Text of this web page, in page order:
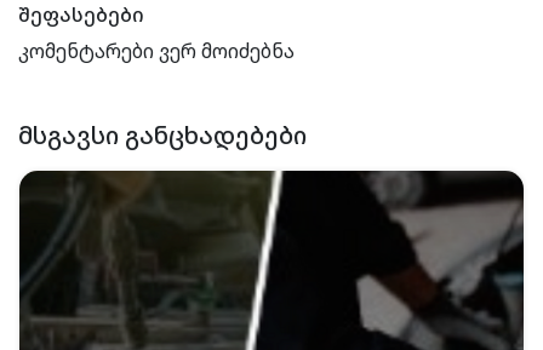
შეფასებები
კომენტარები ვერ მოიძებნა
ᲛᲡᲒᲐᲕᲡᲘ ᲒᲐᲜᲪᲮᲐᲓᲔᲑᲔᲑᲘ